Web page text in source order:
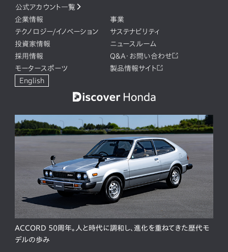
公式アカウント一覧
企業情報
事業
テクノロジー/イノベーション
サステナビリティ
投資家情報
ニュースルーム
採用情報
Q&A・お問い合わせ
モータースポーツ
製品情報サイト
English
ACCORD 50周年。人と時代に調和し、進化を重ねてきた歴代モ
デルの歩み